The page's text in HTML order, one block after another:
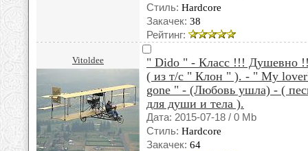
Стиль: Hardcore
Закачек: 38
Рейтинг:
Vitoldee
" Dido " - Класс !!! Душевно
( из т/с " Клон " ). - " My
gone " - (Любовь ушла) - (
для души и тела ).
Дата: 2015-07-18 / 0 Mb
Стиль: Hardcore
Закачек: 64